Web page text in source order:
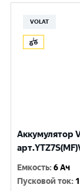
VOLAT
Аккумулятор
Емкость:6 Ач
Пусковой ток: